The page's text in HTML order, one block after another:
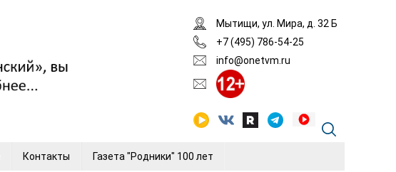
Мытищи, ул. Мира, д. 32 Б
+7 (495) 786-54-25
info@onetvm.ru
Контакты Газета "Родники" 100 лет